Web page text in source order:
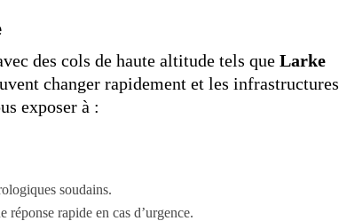
des cols de haute altitude tels que Larke
changer rapidement et les infrastructures
exposer à :
soudains.
rapide en cas d’urgence.